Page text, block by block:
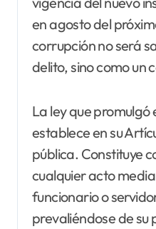
en agosto del
corrupción no será
delito, sino como un
La ley que promulgó
establece en su
pública. Constituye
cualquier acto
funcionario o
prevaliéndose de su